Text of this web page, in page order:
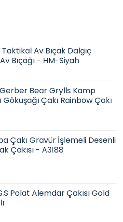
Av Bıçak Dalgıç
Bıçağı - HM-Siyah
Bear Grylls Kamp
Çakı Rainbow Çakı
Çakı Gravür İşlemeli Desenli
Çakısı - A3188
Polat Alemdar Çakısı Gold